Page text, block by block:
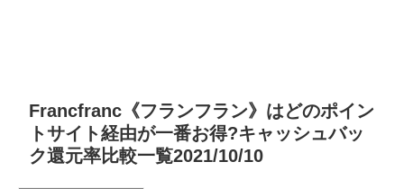
Francfranc《フランフラン》はどのポイン
トサイト経由が一番お得?キャッシュバッ
ク還元率比較一覧2021/10/10